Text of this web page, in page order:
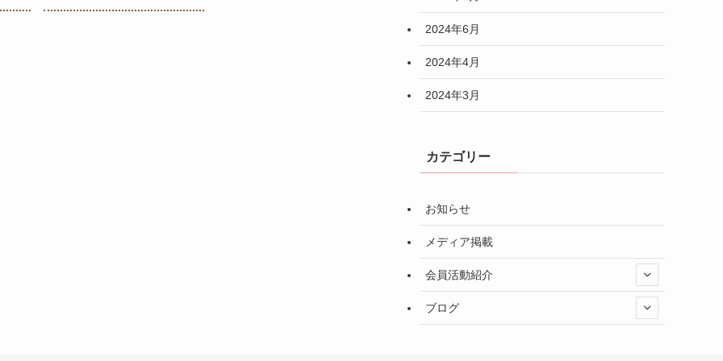
2024年6月
2024年4月
2024年3月
カテゴリー
お知らせ
メディア掲載
会員活動紹介
ブログ